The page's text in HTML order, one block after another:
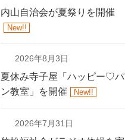
内山自治会が夏祭りを開催
New!!
2026年8月3日
夏休み寺子屋「ハッピー♡パ
ン教室」を開催
New!!
2026年7月31日